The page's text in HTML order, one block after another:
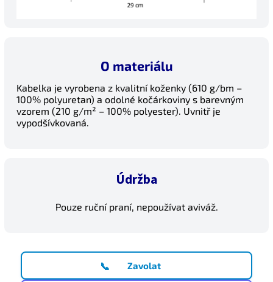
O materiálu
Kabelka je vyrobena z kvalitní koženky (610 g/bm –
100% polyuretan) a odolné kočárkoviny s barevným
vzorem (210 g/m² – 100% polyester). Uvnitř je
vypodšívkovaná.
Údržba
Pouze ruční praní, nepoužívat aviváž.
📞 Zavolat